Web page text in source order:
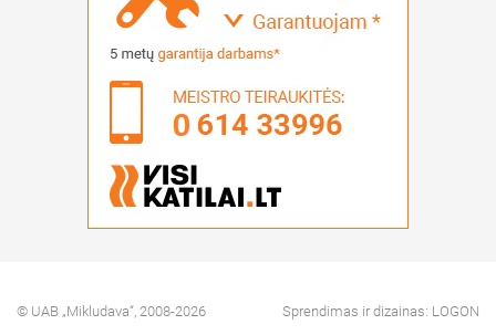
© UAB „Mikludava“, 2008-2026 Sprendimas ir dizainas: LOGON